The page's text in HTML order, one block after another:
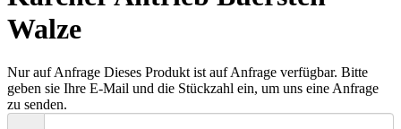
Walze
Nur auf Anfrage Dieses Produkt ist auf Anfrage verfügbar. Bitte
geben sie Ihre E-Mail und die Stückzahl ein, um uns eine Anfrage
zu senden.